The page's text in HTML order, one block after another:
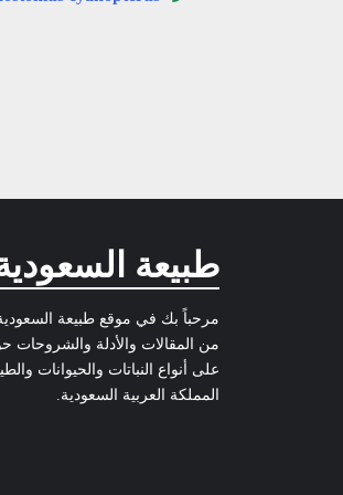
طبيعة
مرحباً بك في موقع طبيعة
من المقالات والأدلة والشروحات
على أنواع النباتات والحيوانات
المملكة العربية السعودية.